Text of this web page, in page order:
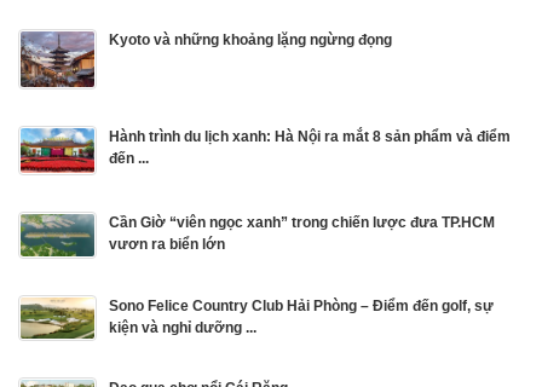
Kyoto và những khoảng lặng ngừng đọng
Hành trình du lịch xanh: Hà Nội ra mắt 8 sản phẩm và điểm
đến ...
Cần Giờ “viên ngọc xanh” trong chiến lược đưa TP.HCM
vươn ra biển lớn
Sono Felice Country Club Hải Phòng – Điểm đến golf, sự
kiện và nghỉ dưỡng ...